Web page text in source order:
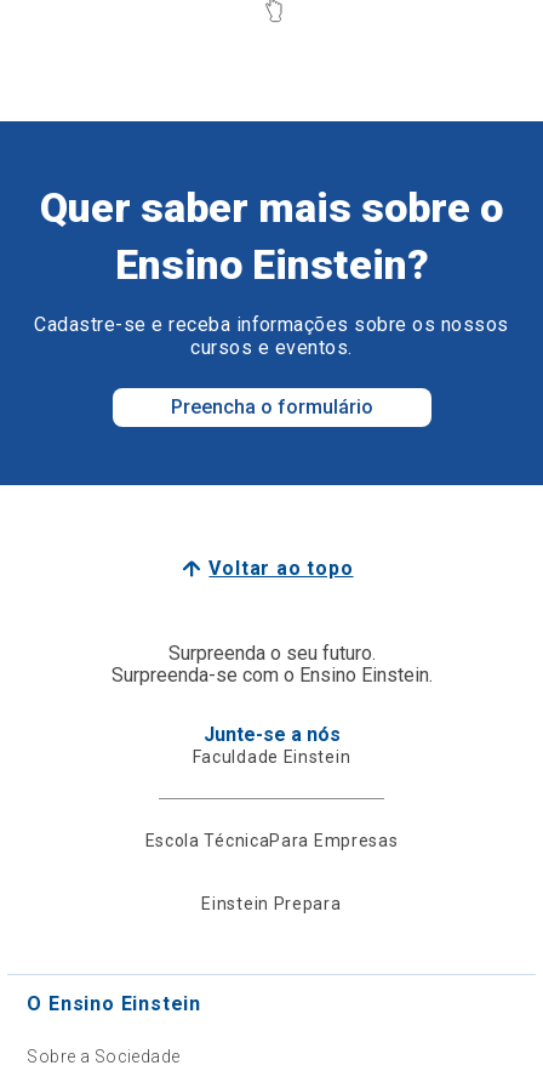
Quer saber mais sobre o
Ensino Einstein?
Cadastre-se e receba informações sobre os nossos
cursos e eventos.
Preencha o formulário
Voltar ao topo
Surpreenda o seu futuro.
Surpreenda-se com o Ensino Einstein.
Junte-se a nós
Faculdade Einstein
Escola TécnicaPara Empresas
Einstein Prepara
O Ensino Einstein
Sobre a Sociedade